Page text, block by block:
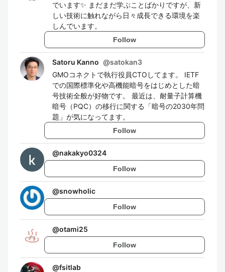
でいます✨ まだまだ学ぶことばかりですが、新
しい技術に触れながら日々成長できる環境を楽
しんでいます。
Follow
Satoru Kanno @satokan3
GMOコネクトで執行役員CTOしてます。 IETF
での国際標準化や高機能暗号をはじめとした暗
号技術全般が好物です。 最近は、耐量子計算機
暗号（PQC）の移行に関する「暗号の2030年問
題」が気になってます。
Follow
@nakakyo0324
Follow
@snowholic
Follow
@otami25
Follow
@fsitlab